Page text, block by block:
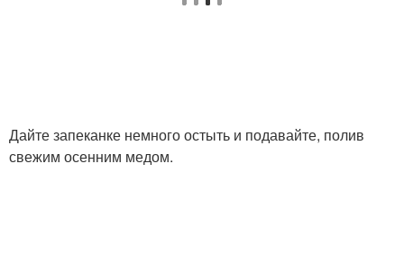
Дайте запеканке немного остыть и подавайте, полив
свежим осенним медом.